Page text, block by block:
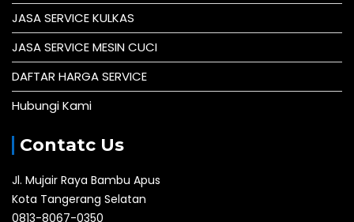
JASA SERVICE KULKAS
JASA SERVICE MESIN CUCI
DAFTAR HARGA SERVICE
Hubungi Kami
Contatc Us
Jl. Mujair Raya Bambu Apus
Kota Tangerang Selatan
0813-8067-0350